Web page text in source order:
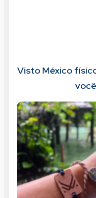
Visto México